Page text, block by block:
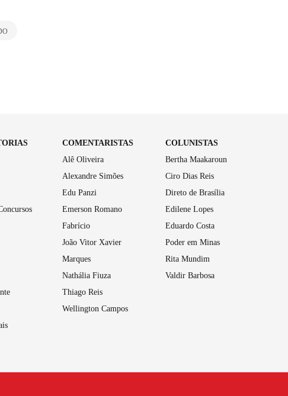
COMENTARISTAS
Alê Oliveira
Alexandre Simões
Edu Panzi
Emerson Romano
Fabrício
João Vitor Xavier
Marques
Nathália Fiuza
Thiago Reis
Wellington Campos
COLUNISTAS
Bertha Maakaroun
Ciro Dias Reis
Direto de Brasília
Edilene Lopes
Eduardo Costa
Poder em Minas
Rita Mundim
Valdir Barbosa